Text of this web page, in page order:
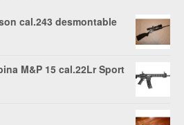
cal.243 desmontable
M&P 15 cal.22Lr Sport